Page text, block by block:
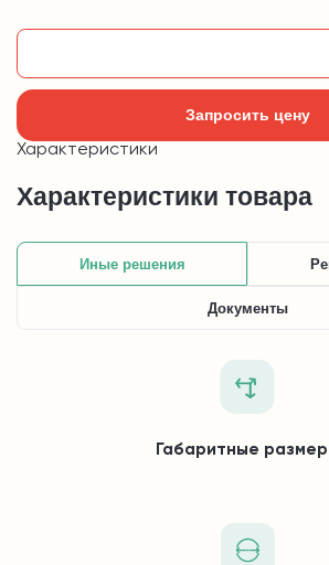
Запросить цену
Характеристики
Характеристики товара
Иные решения
Документы
Габаритные